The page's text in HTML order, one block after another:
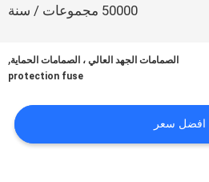
50000 مجموعات / سنة
الصمامات الجهد العالي ، الصمامات الحماية,
protection fuse
افضل سعر